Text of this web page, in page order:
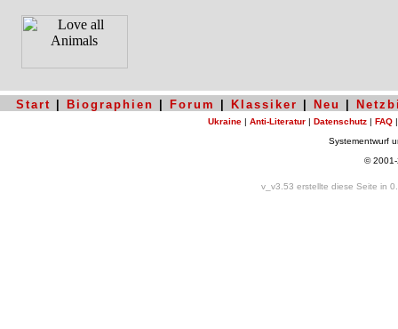
Start Biographien Forum Klassiker Neu
Ukraine | Anti-Literatur | Datenschutz | FAQ
Systementwurf
©
v_v3.53 erstellte diese Seite in